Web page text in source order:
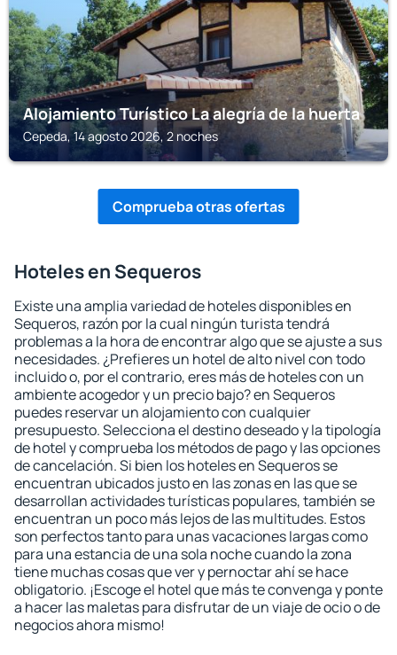
Alojamiento Turístico La alegría de la huerta
Cepeda, 14 agosto 2026, 2 noches
Comprueba otras ofertas
Hoteles en Sequeros
Existe una amplia variedad de hoteles disponibles en
Sequeros, razón por la cual ningún turista tendrá
problemas a la hora de encontrar algo que se ajuste a sus
necesidades. ¿Prefieres un hotel de alto nivel con todo
incluido o, por el contrario, eres más de hoteles con un
ambiente acogedor y un precio bajo? en Sequeros
puedes reservar un alojamiento con cualquier
presupuesto. Selecciona el destino deseado y la tipología
de hotel y comprueba los métodos de pago y las opciones
de cancelación. Si bien los hoteles en Sequeros se
encuentran ubicados justo en las zonas en las que se
desarrollan actividades turísticas populares, también se
encuentran un poco más lejos de las multitudes. Estos
son perfectos tanto para unas vacaciones largas como
para una estancia de una sola noche cuando la zona
tiene muchas cosas que ver y pernoctar ahí se hace
obligatorio. ¡Escoge el hotel que más te convenga y ponte
a hacer las maletas para disfrutar de un viaje de ocio o de
negocios ahora mismo!